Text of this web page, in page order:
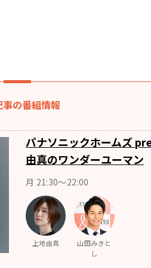
事の番組情報
パナソニックホームズ
由真のワンダーユーマン
月 21:30～22:00
上地由真
山田みきと
し